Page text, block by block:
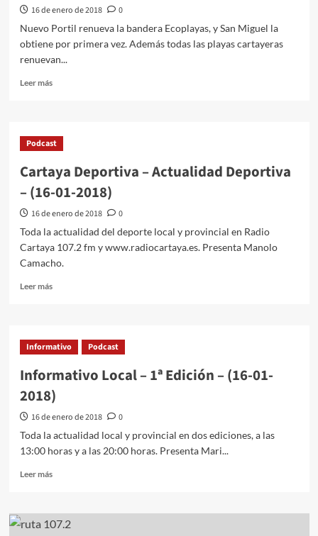
16 de enero de 2018
0
Nuevo Portil renueva la bandera Ecoplayas, y San Miguel la
obtiene por primera vez. Además todas las playas cartayeras
renuevan...
Leer más
Podcast
Cartaya Deportiva – Actualidad Deportiva
– (16-01-2018)
16 de enero de 2018
0
Toda la actualidad del deporte local y provincial en Radio
Cartaya 107.2 fm y www.radiocartaya.es. Presenta Manolo
Camacho.
Leer más
Informativo Podcast
Informativo Local – 1ª Edición – (16-01-
2018)
16 de enero de 2018
0
Toda la actualidad local y provincial en dos ediciones, a las
13:00 horas y a las 20:00 horas. Presenta Mari...
Leer más